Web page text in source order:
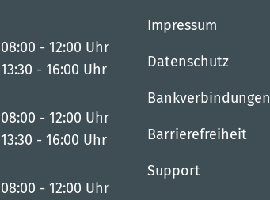
08:00 - 12:00 Uhr
Von 08:00 bis 12:00 Uhr
13:30 - 16:00 Uhr
Von 13:30 bis 16:00 Uhr
08:00 - 12:00 Uhr
Von 08:00 bis 12:00 Uhr
13:30 - 16:00 Uhr
Von 13:30 bis 16:00 Uhr
08:00 - 12:00 Uhr
Impressum
Datenschutz
Bankverbindungen
Barrierefreiheit
Support